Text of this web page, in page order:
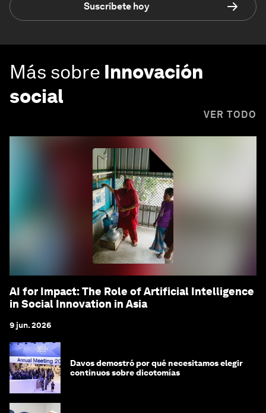
Suscríbete hoy
Más sobre Innovación
social
VER TODO
AI for Impact: The Role of Artificial Intelligence
in Social Innovation in Asia
9 jun. 2026
Davos demostró por qué necesitamos elegir
continuos sobre dicotomías